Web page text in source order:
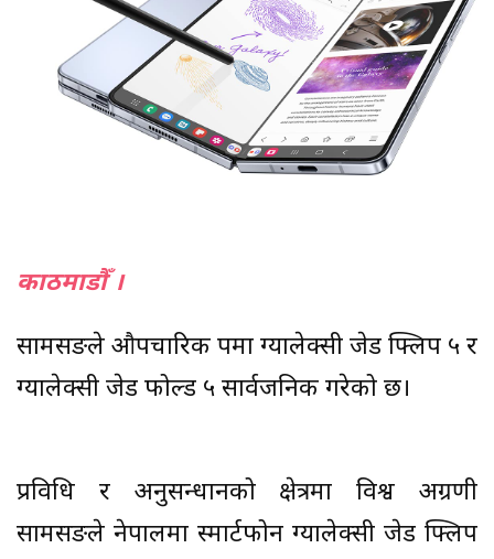
काठमाडाैँ ।
सामसङले औपचारिक रूपमा ग्यालेक्सी जेड फ्लिप ५ र
ग्यालेक्सी जेड फोल्ड ५ सार्वजनिक गरेको छ।
प्रविधि र अनुसन्धानको क्षेत्रमा विश्व अग्रणी
सामसङले नेपालमा स्मार्टफोन ग्यालेक्सी जेड फ्लिप